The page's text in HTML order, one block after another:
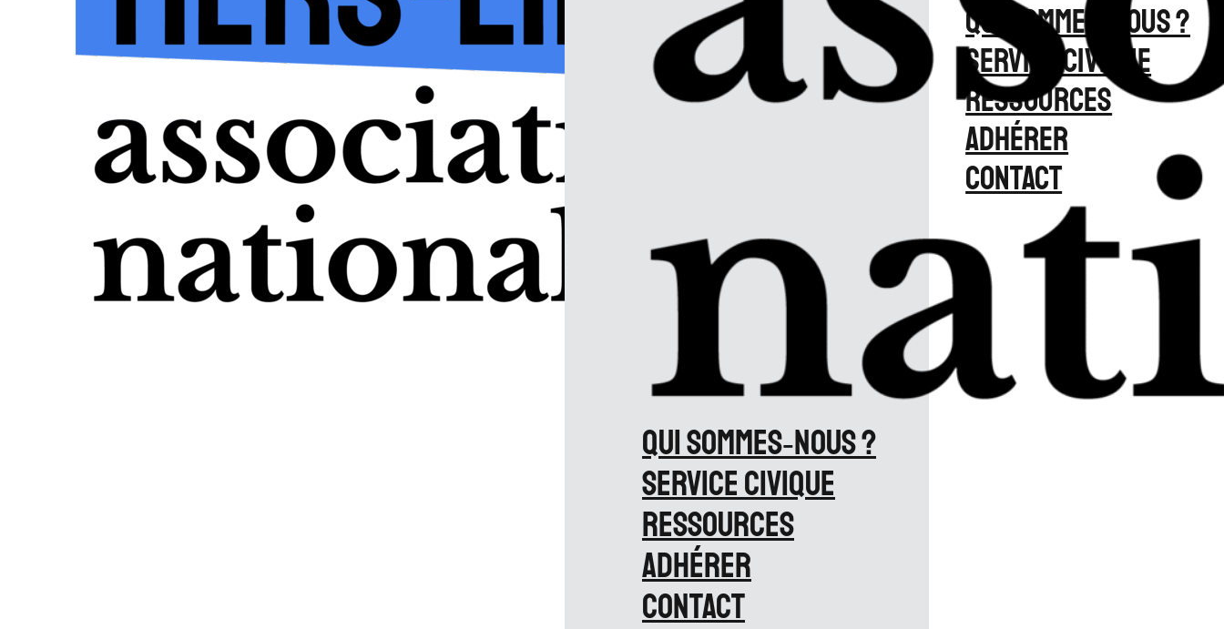
Qui sommes‑nous ?
Service civique
Ressources
Adhérer
Contact
Qui sommes‑nous ?
Service civique
Ressources
Adhérer
Contact